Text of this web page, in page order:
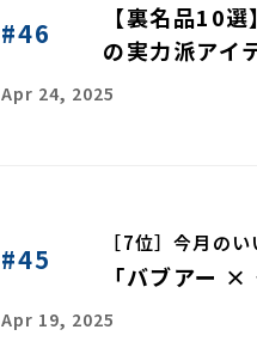
#46
【裏名品10
の実力派アイ
Apr 24, 2025
#45 ［7位］今月の
「バブアー
Apr 19, 2025